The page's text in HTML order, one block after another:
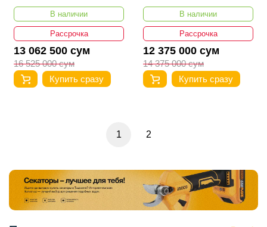
TP250001
В наличии
Рассрочка
13 062 500 сум
16 525 000 сум
Купить сразу
В наличии
Рассрочка
12 375 000 сум
14 375 000 сум
Купить сразу
1 2